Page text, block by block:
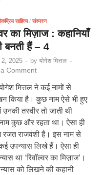
साहित्य/ संस्मरण
का मिज़ाज : कहानियाँ
बनती हैं – 4
2025 - by योगेश मित्तल -
Comment
मित्तल ने कई नामों से
किया है। कुछ नाम ऐसे भी हुए
उनकी तस्वीर तो जाती थी
कुछ और रहता था। ऐसा ही
रजत राजवंशी है। इस नाम से
उपन्यास लिखे हैं। ऐसा ही
था ‘रिवॉल्वर का मिज़ाज’।
को लिखने की कहानी